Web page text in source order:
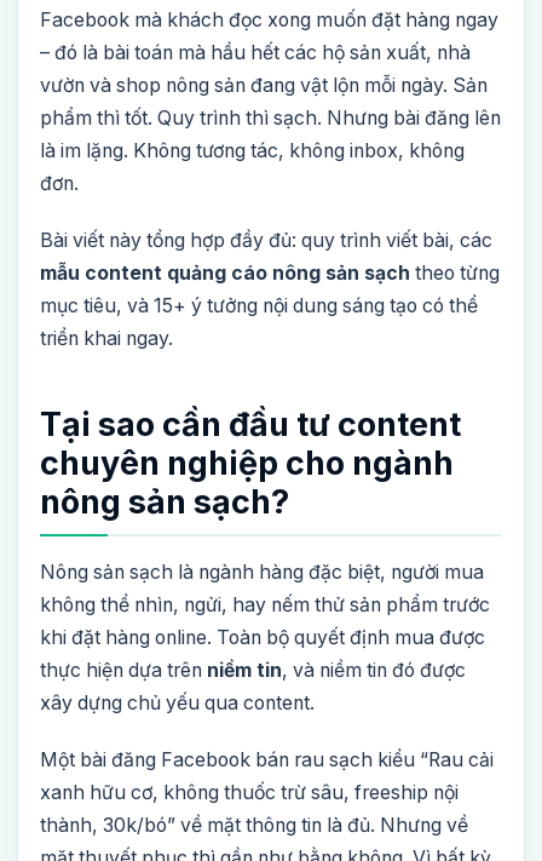
Facebook mà khách đọc xong muốn đặt hàng ngay
– đó là bài toán mà hầu hết các hộ sản xuất, nhà
vườn và shop nông sản đang vật lộn mỗi ngày. Sản
phẩm thì tốt. Quy trình thì sạch. Nhưng bài đăng lên
là im lặng. Không tương tác, không inbox, không
đơn.
Bài viết này tổng hợp đầy đủ: quy trình viết bài, các
mẫu content quảng cáo nông sản sạch theo từng
mục tiêu, và 15+ ý tưởng nội dung sáng tạo có thể
triển khai ngay.
Tại sao cần đầu tư content
chuyên nghiệp cho ngành
nông sản sạch?
Nông sản sạch là ngành hàng đặc biệt, người mua
không thể nhìn, ngửi, hay nếm thử sản phẩm trước
khi đặt hàng online. Toàn bộ quyết định mua được
thực hiện dựa trên niềm tin, và niềm tin đó được
xây dựng chủ yếu qua content.
Một bài đăng Facebook bán rau sạch kiểu “Rau cải
xanh hữu cơ, không thuốc trừ sâu, freeship nội
thành, 30k/bó” về mặt thông tin là đủ. Nhưng về